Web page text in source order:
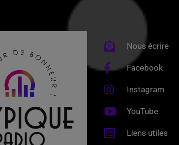
Nous écrire
Facebook
Instagram
YouTube
Liens utiles